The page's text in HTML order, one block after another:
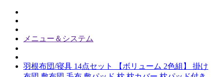
メニュー＆システム
羽根布団/寝具 14点セット 【ボリューム 2色組】 掛け